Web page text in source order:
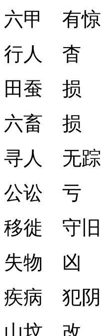
六甲 有惊
行人 杳
田蚕 损
六畜 损
寻人 无踪
公讼 亏
移徙 守旧
失物 凶
疾病 犯阴
山坟 改